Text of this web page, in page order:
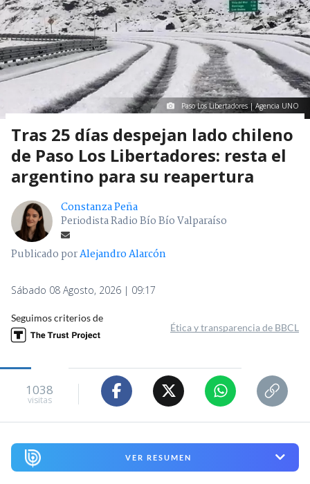
Paso Los Libertadores | Agencia UNO
Tras 25 días despejan lado chileno
de Paso Los Libertadores: resta el
argentino para su reapertura
Constanza Peña
Periodista Radio Bío Bío Valparaíso
Publicado porAlejandro Alarcón
Sábado 08 Agosto, 2026 | 09:17
Seguimos criterios de
Ética y transparencia de BBCL
1038
visitas
VER RESUMEN